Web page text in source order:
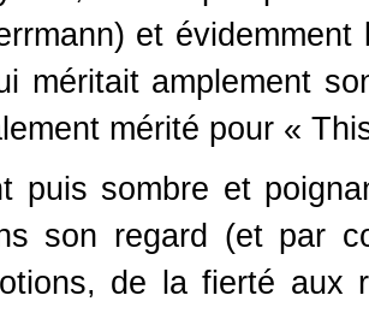
et
méritait amplement
mérité pour «
puis sombre et
son regard (et par
de la fierté